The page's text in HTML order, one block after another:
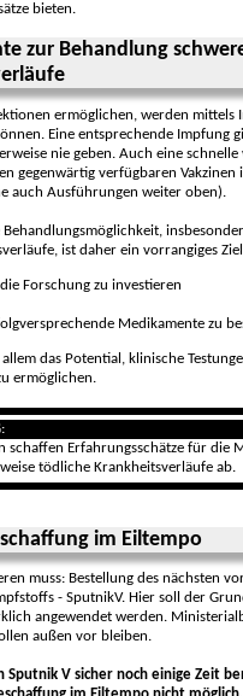
bieten.
zur Behandlung
ermög­lichen, werden mittels
Eine ent­sprechende Impfung
nie geben. Auch eine schnelle
gegen­wärtig ver­füg­baren Vak­zinen
auch Aus­führungen weiter oben).
Behand­lungsmöglichkeit,
ist daher ein vor­rangiges
Forschung zu inves­tieren
Medi­kamente zu
das Poten­tial, klinische
ermög­lichen.
schaffen Erfahrungs­schätze für die
töd­liche Krank­heits­verläufe ab.
im Eiltempo
muss: Bestellung des nächs­ten
- SputnikV. Hier soll der
ange­wendet werden.
außen vor bleiben.
Sputnik V sicher noch einige Zeit